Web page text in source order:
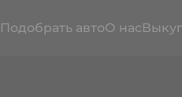
Подобрать автоО нас